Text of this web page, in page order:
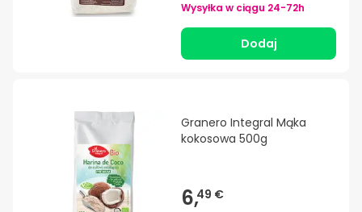
Wysyłka w ciągu 24-72h
Dodaj
Granero Integral Mąka
kokosowa 500g
6,49 €